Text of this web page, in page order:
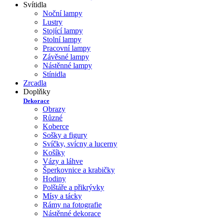
Svítidla
Noční lampy
Lustry
Stojící lampy
Stolní lampy
Pracovní lampy
Závěsné lampy
Nástěnné lampy
Stínidla
Zrcadla
Doplňky
Dekorace
Obrazy
Různé
Koberce
Sošky a figury
Svíčky, svícny a lucerny
Košíky
Vázy a láhve
Šperkovnice a krabičky
Hodiny
Polštáře a přikrývky
Mísy a tácky
Rámy na fotografie
Nástěnné dekorace